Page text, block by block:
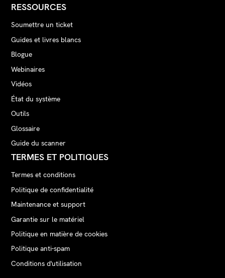
RESSOURCES
Soumettre un ticket
Guides et livres blancs
Blogue
Webinaires
Vidéos
État du système
Outils
Glossaire
Guide du scanner
TERMES ET POLITIQUES
Termes et conditions
Politique de confidentialité
Maintenance et support
Garantie sur le matériel
Politique en matière de cookies
Politique anti-spam
Conditions d'utilisation